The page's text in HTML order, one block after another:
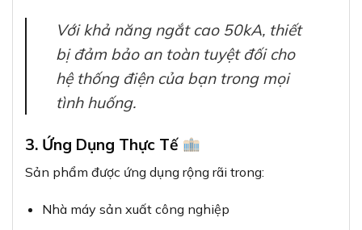
Với khả năng ngắt cao 50kA, thiết
bị đảm bảo an toàn tuyệt đối cho
hệ thống điện của bạn trong mọi
tình huống.
3. Ứng Dụng Thực Tế
Sản phẩm được ứng dụng rộng rãi trong:
Nhà máy sản xuất công nghiệp